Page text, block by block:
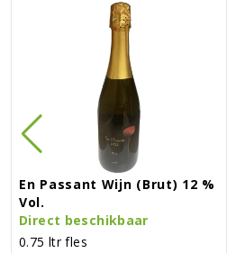
En Passant Wijn (brut) 12 %
Vol.
Direct beschikbaar
0.75 ltr fles